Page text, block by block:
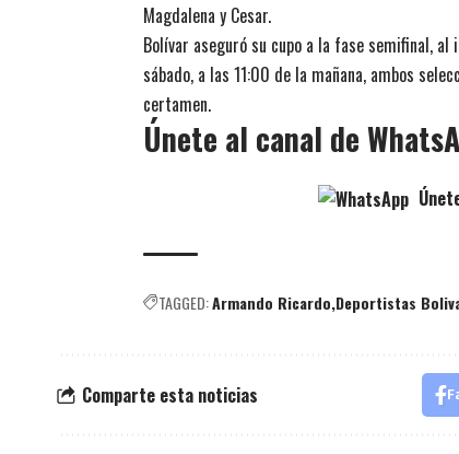
Magdalena y Cesar.
Bolívar aseguró su cupo a la fase semifinal, al
sábado, a las 11:00 de la mañana, ambos
certamen.
Únete al canal de
TAGGED:Armando Ricardo Deportistas
Comparte esta noticias